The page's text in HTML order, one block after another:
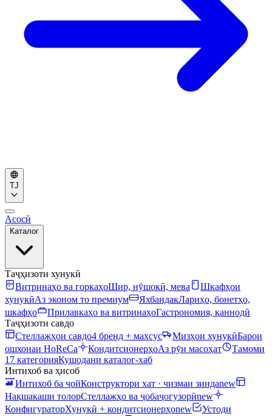
TJ
Асосӣ
Каталог
Таҷҳизоти хунукӣ
Витринаҳо ва горкаҳоШир, нӯшокӣ, мева
Шкафҳои
хунукӣАз эконом то премиум ЯхбандакЛариҳо, бонетҳо,
шкафҳо
Прилавкаҳо ва витринаҳоГастрономия, қаннодӣ
Таҷҳизоти савдо
Стеллажҳои савдо4 бренд + махсус Мизҳои хунукӣБарои
ошхонаи HoReCa
КондитсионерҳоАз рӯи масоҳат
Тамоми
17 категорияКушодани каталог-хаб
Интихоб ва ҳисоб
Интихоб ба ҷойКонструктори хат · чизмаи зиндаnew
Нақшакаши толорСтеллажҳо ва ҷобаҷогузорӣnew
КонфигураторХунукӣ + кондитсионерҳоnew
Устоди